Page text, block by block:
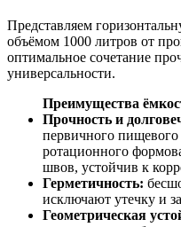
Представляем
объёмом 1000 литров от
оптимальное сочетание
универсальности.
Преимущества
Прочность и
первичного
ротационного
швов, устойчив к
Герметичность:
исключают утечку и
Геометрическая